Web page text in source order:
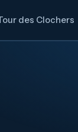
des Clochers